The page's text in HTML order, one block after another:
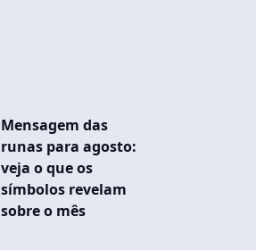
Mensagem das
runas para agosto:
veja o que os
símbolos revelam
sobre o mês